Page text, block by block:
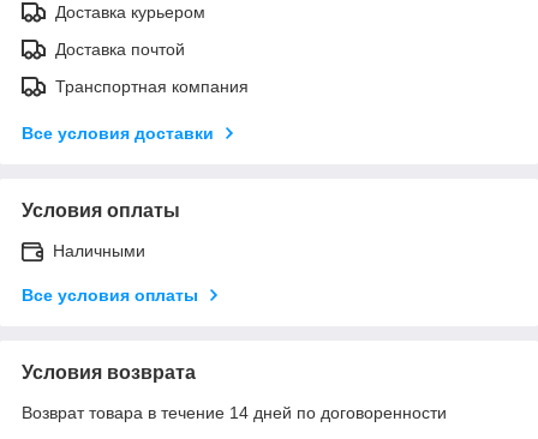
Доставка курьером
Доставка почтой
Транспортная компания
Все условия доставки
Условия оплаты
Наличными
Все условия оплаты
Условия возврата
Возврат товара в течение 14 дней по договоренности